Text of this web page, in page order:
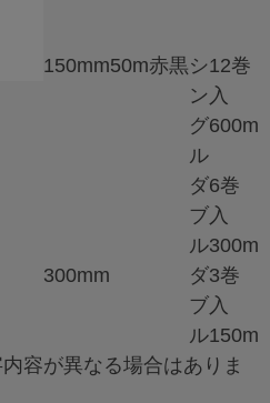
150mm50m赤黒シ
ン
グ
ル
12巻
入
600m
ダ
ブ
ル
6巻
入
300m
300mm
ダ
ブ
ル
3巻
入
150m
容が異なる場合はありま